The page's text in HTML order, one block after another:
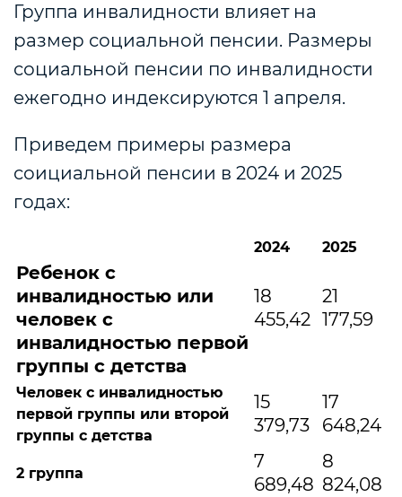
Группа инвалидности влияет на
размер социальной пенсии. Размеры
социальной пенсии по инвалидности
ежегодно индексируются 1 апреля.
Приведем примеры размера
соициальной пенсии в 2024 и 2025
годах:
2024 2025
Ребенок с
инвалидностью или
человек с
инвалидностью первой
группы с детства
18
455,42
21
177,59
Человек с инвалидностью
первой группы или второй
группы с детства
15
379,73
17
648,24
2 группа
7
689,48
8
824,08